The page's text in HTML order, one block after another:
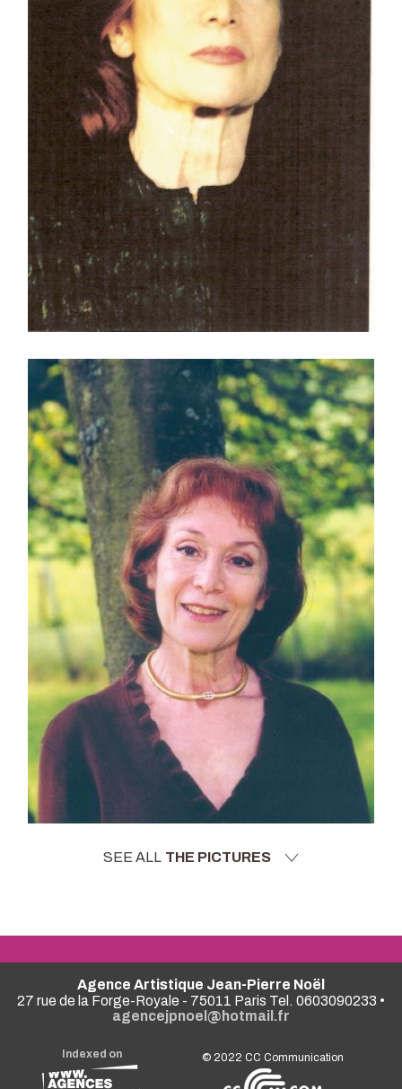
SEE ALL THE PICTURES
Agence Artistique Jean-Pierre Noël
27 rue de la Forge-Royale - 75011 Paris Tel. 0603090233 •
agencejpnoel@hotmail.fr
Indexed on © 2022CC Communication